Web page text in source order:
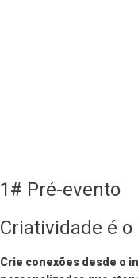
1# Pré-evento
Criatividade é
Crie conexões desde o